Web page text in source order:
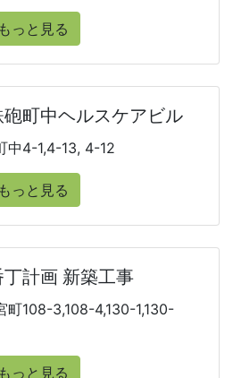
もっと見る
町中ヘルスケアビル
中4-1,4-13, 4-12
もっと見る
計画 新築工事
町108-3,108-4,130-1,130-
もっと見る